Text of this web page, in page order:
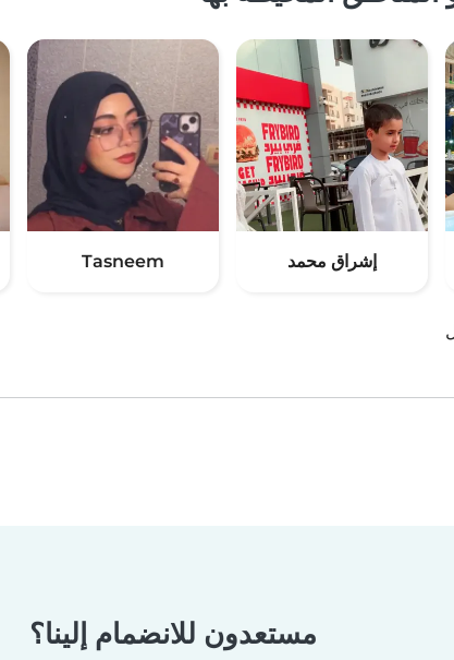
إشراق محمد Tasneem
مستعدون للانضمام إلينا؟